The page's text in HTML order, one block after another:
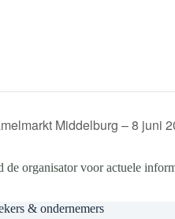
Middelburg – 8 juni
organisator voor actuele
& ondernemers